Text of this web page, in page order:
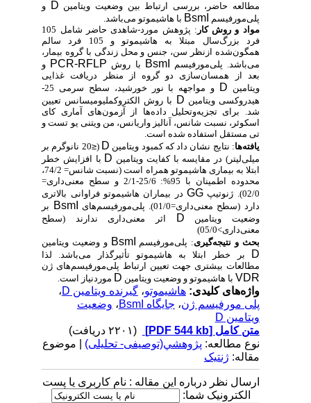
مطالعه حاضر، بررسی ارتباط بین وضعیت ویتامینD و
پلی‌مورفیسمBsmIبا هاشیموتو می‌باشد.
مواد و روش‌ کار
: پژوهش مورد-شاهدی حاضر شامل 105
فرد بزرگ‌سال مبتلا به هاشیموتو و 105 فرد سالم
همگون‌شده ازنظر سن، جنس و محل زندگی با گروه بیمار،
می‌باشد. پلی‌مورفیسمBsmIبا روشPCR-RFLPو
بعد از همسان‌سازی دو گروه از منظر دریافت غذایی
ویتامینD
و مواجهه با نور خورشید، سطح سرمی 25-
هیدروکسی ویتامینD با روش الکتروکملیومیسانس تعیین
شد. برای تجزیه‌وتحلیل داده‌ها از آزمون‌های آماری کای
اسکوئر، نسبت شانس، آنالیز واریانس، من ویتنی یو تست و
تی مستقل استفاده شده است.
یافته‌ها: نتایج نشان داد که کمبود ویتامینD
(
≤
20 نانوگرم بر
میلی‌لیتر) در مقایسه با کفایت ویتامینD با افزایش خطر
ابتلا به بیماری هاشیموتو همراه است
(نسبت شانس= 74/2،
محدوده اطمینان با 95%: 25/6-2/1 و سطح معنی‌داری=
02/0) . ژنوتیپGGدر بیماران هاشیموتو فراوانی بالاتری
دارد (سطح معنی‌داری =01/0). پلی‌مورفیسم‌های BsmIبر
وضعیت ویتامین
اثر معنی‌داری ندارند (سطح
معنی‌داری>05/0)
بحث و نتیجه‌گیری : پلی‌مورفیسمBsmIو وضعیت ویتامین
بر خطر ابتلا به هاشیموتو تأثیرگذار می‌باشد. لذا
مطالعات بیشتری جهت تعیین ارتباط پلی‌مورفیسم‌های ژن
VDR با هاشیموتو و وضعیت ویتامینD موردنیاز است.
واژه‌های کلیدی:هاشیموتو،گیرنده ویتامین D
،
پلی مورفیسم ژن ،جایگاه BsmI ،وضعیت
ویتامین D
متن کامل[PDF 544 kb]
نوع مطالعه:پژوهشي(توصیفی- تحلیلی) | موضوع
مقاله:ژنتیک
ارسال نظر درباره این مقاله : نام کاربری یا پست
الکترونیک شما: